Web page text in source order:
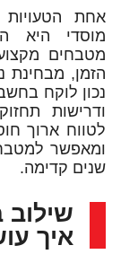
אחת
מוסדי היא
מטבחים
הזמן, מבחינת
נכון לוקח
ודרישות
לטווח ארוך
ומאפשר
שנים קדימה.
שילוב
איך